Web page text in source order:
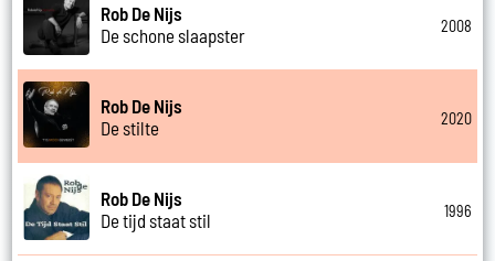
Rob De Nijs
De schone slaapster
2008
Rob De Nijs
De stilte
2020
Rob De Nijs
De tijd staat stil
1996